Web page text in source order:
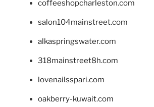
coffeeshopcharleston.com
salon104mainstreet.com
alkaspringswater.com
318mainstreet8h.com
lovenailsspari.com
oakberry-kuwait.com